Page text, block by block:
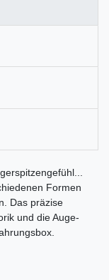
Formen
Das präzise
und die Auge-